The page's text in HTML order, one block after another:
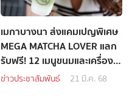
เมกาบางนา ส่งแคมเปญพิเศษ
MEGA MATCHA LOVER แลก
รับฟรี! 12 เมนูขนมและเครื่อง
ดื่มมัทฉะ
ข่าวประชาสัมพันธ์ 21 มี.ค. 68